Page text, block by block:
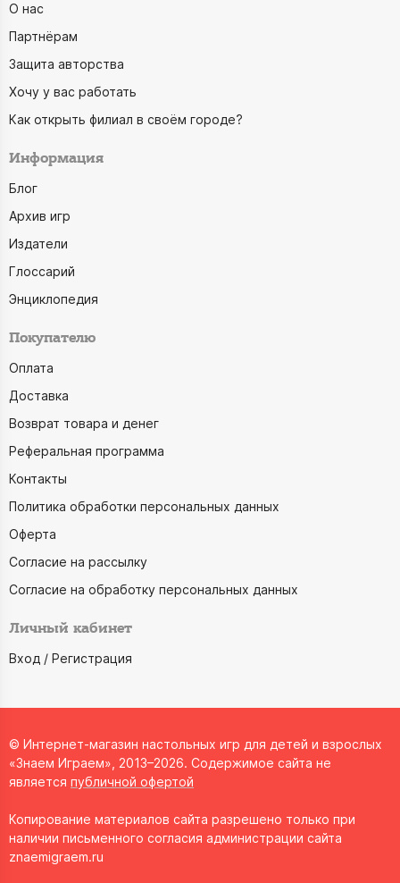
О нас
Партнёрам
Защита авторства
Хочу у вас работать
Как открыть филиал в своём городе?
Информация
Блог
Архив игр
Издатели
Глоссарий
Энциклопедия
Покупателю
Оплата
Доставка
Возврат товара и денег
Реферальная программа
Контакты
Политика обработки персональных данных
Оферта
Согласие на рассылку
Согласие на обработку персональных данных
Личный кабинет
Вход / Регистрация
© Интернет-магазин настольных игр для детей и взрослых
«Знаем Играем», 2013–2026. Содержимое сайта не
является публичной офертой
Копирование материалов сайта разрешено только при
наличии письменного согласия администрации сайта
znaemigraem.ru